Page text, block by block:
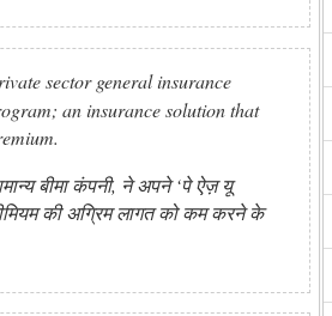
sector general insurance
an insurance solution that
बीमा कंपनी, ने अपने ‘पे ऐज़ यू
की अग्रिम लागत को कम करने के